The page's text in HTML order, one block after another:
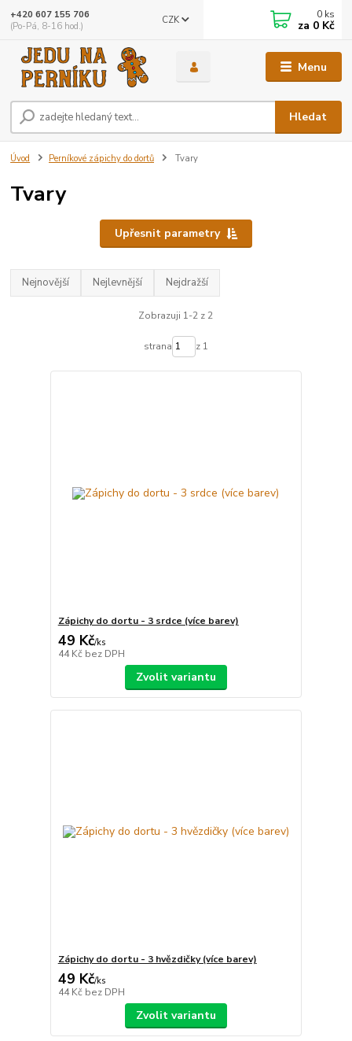
Menu
CZK
Hledat
+420 607 155 706
(Po-Pá, 8-16 hod.)
0 ks
za 0 Kč
Úvod Perníkové zápichy do dortů Tvary
Tvary
Upřesnit parametry
Nejnovější Nejlevnější Nejdražší
Zobrazuji 1-2 z 2
strana z 1
Zápichy do dortu - 3 srdce (více barev)
49 Kč/ks
44 Kč bez DPH
Zvolit variantu
Zápichy do dortu - 3 hvězdičky (více barev)
49 Kč/ks
44 Kč bez DPH
Zvolit variantu